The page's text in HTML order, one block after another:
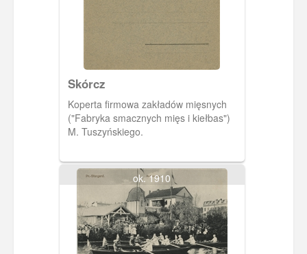
Skórcz
Koperta firmowa zakładów mięsnych
("Fabryka smacznych mięs i kiełbas")
M. Tuszyńskiego.
ok. 1910